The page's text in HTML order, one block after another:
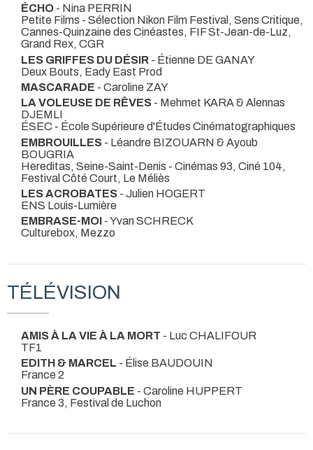
ÉCHO - Nina PERRIN
Petite Films - Sélection Nikon Film Festival, Sens Critique,
Cannes-Quinzaine des Cinéastes, FIF St-Jean-de-Luz,
Grand Rex, CGR
LES GRIFFES DU DÉSIR - Étienne DE GANAY
Deux Bouts, Eady East Prod
MASCARADE - Caroline ZAY
LA VOLEUSE DE RÊVES - Mehmet KARA & Alennas
DJEMLI
ÉSEC - École Supérieure d'Études Cinématographiques
EMBROUILLES - Léandre BIZOUARN & Ayoub
BOUGRIA
Hereditas, Seine-Saint-Denis - Cinémas 93, Ciné 104,
Festival Côté Court, Le Méliès
LES ACROBATES - Julien HOGERT
ENS Louis-Lumière
EMBRASE-MOI - Yvan SCHRECK
Culturebox, Mezzo
TÉLÉVISION
AMIS À LA VIE À LA MORT - Luc CHALIFOUR
TF1
EDITH & MARCEL - Élise BAUDOUIN
France 2
UN PÈRE COUPABLE - Caroline HUPPERT
France 3, Festival de Luchon